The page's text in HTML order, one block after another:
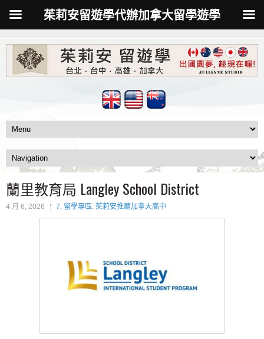
蘭里教育局 Langley School District
4 月 6, 2026 7. 留學專區, 茱莉安推薦加拿大高中
茱莉安留遊學代辦加拿大留學遊學